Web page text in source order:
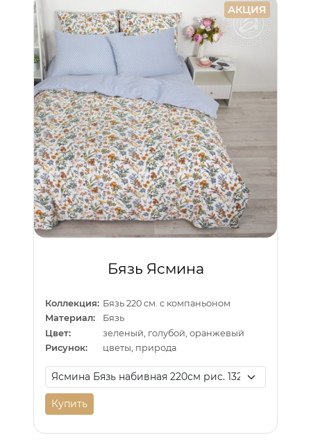
АКЦИЯ
Бязь Ясмина
Коллекция: Бязь 220 см. с компаньоном
Материал:
Бязь
Цвет:
зеленый, голубой, оранжевый
Рисунок:
цветы, природа
Купить